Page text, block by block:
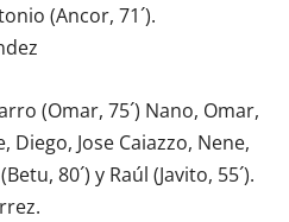
(Ancor, 71´).
(Omar, 75´) Nano, Omar,
Diego, Jose Caiazzo, Nene,
80´) y Raúl (Javito, 55´).